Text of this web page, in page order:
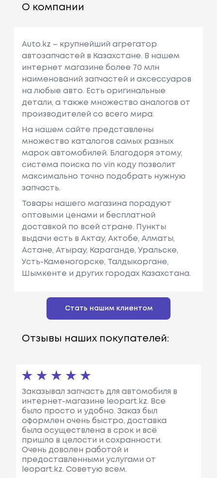
О компании
Auto.kz – крупнейший агрегатор
автозапчастей в Казахстане. В нашем
интернет магазине более 70 млн
наименований запчастей и аксессуаров
на любые авто. Есть оригинальные
детали, а также множество аналогов от
производителей со всего мира.
На нашем сайте представлены
множество каталогов самых разных
марок автомобилей. Благодоря этому,
система поиска по vin коду позволит
максимально точно подобрать нужную
запчасть.
Товары нашего магазина порадуют
оптовыми ценами и бесплатной
доставкой по всей стране. Пункты
выдачи есть в Актау, Актобе, Алматы,
Астане, Атырау, Караганде, Уральске,
Усть-Каменогорске, Талдыкоргане,
Шымкенте и других городах Казахстана.
Стать нашим клиентом
Отзывы наших покупателей:
Заказывал запчасть для автомобиля в
интернет-магазине leopart.kz. Все
было просто и удобно. Заказ был
оформлен очень быстро, доставка
была осуществлена в срок и всё
пришло в целости и сохранности.
Очень доволен работой и
предоставленными услугами от
leopart.kz. Советую всем.